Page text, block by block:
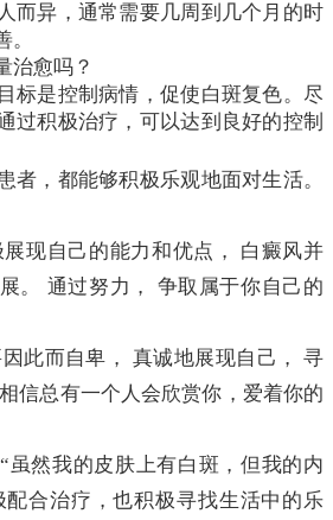
而异，通常需要几周到几个月的时
治愈吗？
标是控制病情，促使白斑复色。尽
过积极治疗，可以达到良好的控制
者，都能够积极乐观地面对生活。
展现自己的能力和优点， 白癜风并
。 通过努力， 争取属于你自己的
此而自卑， 真诚地展现自己， 寻
信总有一个人会欣赏你，爱着你的
虽然我的皮肤上有白斑，但我的内
合治疗，也积极寻找生活中的乐